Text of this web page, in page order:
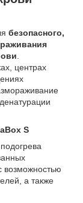
безопасного,
.
центрах
S
возможностью
а также